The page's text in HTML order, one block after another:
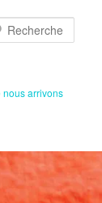
nous arrivons